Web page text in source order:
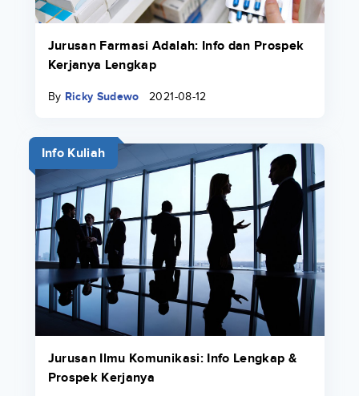
Jurusan Farmasi Adalah: Info dan Prospek
Kerjanya Lengkap
By Ricky Sudewo 2021-08-12
Info Kuliah
Jurusan Ilmu Komunikasi: Info Lengkap &
Prospek Kerjanya